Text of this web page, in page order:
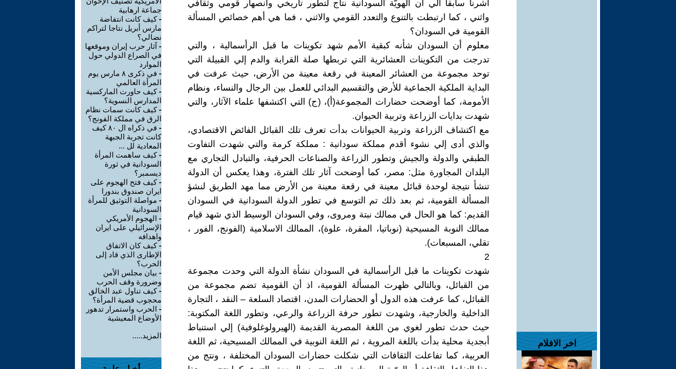
اخر الافلام
أشرنا سابقا الي أن الهويّة السودانية نتاج لتطور تاريخي وانصهار قومي وثقافي
واثني ، كما ارتبطت بالتنوع والتعدد القومي والاثني ، فما هي أهم خصائص المسألة
القومية في السودان؟
معلوم أن السودان شأنه كبقية الأمم شهد تكوينات ما قبل الرأسمالية ، والتي
تدرجت من التكوينات العشائرية التي تربطها صلة القرابة والدم إلي القبيلة التي
توحد مجموعة من العشائر المعينة في رقعة معينة من الأرض، حيث عرفت في
البداية الملكية الجماعية للأرض والتقسيم البدائي للعمل بين الرجال والنساء، ونظام
الأمومة، كما أوضحت حضارات المجموعة(أ)، (ج) التي اكتشفها علماء الآثار، والتي
شهدت بدايات الزراعة وتربية الحيوان.
مع اكتشاف الزراعة وتربية الحيوانات بدأت تعرف تلك القبائل الفائض الاقتصادي،
والذي أدى إلي نشوء أقدم مملكة سودانية : مملكة كرمة والتي شهدت التفاوت
الطبقي والدولة والجيش وتطور الزراعة والصناعات الحرفية، والتبادل التجاري مع
البلدان المجاورة مثل: مصر، كما أوضحت آثار تلك الفترة، وهذا يعكس أن الدولة
تنشأ نتيجة لوحدة قبائل معينة في رقعة معينة من الأرض مما مهد الطريق لنشؤ
المسألة القومية، ثم بعد ذلك تم التوسع في تطور الدولة السودانية في السودان
القديم: كما هو الحال في ممالك نبتة ومروى، وفي السودان الوسيط الذي شهد قيام
ممالك النوبة المسيحية (نوباتيا، المقرة، علوة)، الممالك الاسلامية (الفونج، الفور ،
تقلي، المسبعات).
2
شهدت تكوينات ما قبل الرأسمالية في السودان نشأة الدولة التي وحدت مجموعة
من القبائل، وبالتالي ظهرت المسألة القومية، اذ أن القومية تضم مجموعة من
القبائل، كما عرفت هذه الدول أو الحضارات المدن، اقتصاد السلعة – النقد ، التجارة
الداخلية والخارجية، وشهدت تطور حرفة الزراعة والرعي، وتطور اللغة المكتوبة:
حيث حدث تطور لغوي من اللغة المصرية القديمة (الهيرولوغلوفية) إلي استنباط
أبجدية محلية بدأت باللغة المروية ، ثم اللغة النوبية في الممالك المسيحية، ثم اللغة
العربية، كما تفاعلت الثقافات التي شكلت حضارات السودان المختلفة ، ونتج من
جماعة ارهابية
-كيف كانت انتفاضة
مارس أبريل نتاجا لتراكم
نضالي؟
- آثار حرب إيران وموقعها
في الصراع الدولي حول
الموارد
-
في ذكرى ٨ مارس يوم
المرأة العالمي
-كيف حاورت الماركسية
المدارس النسوية؟
-كيف كانت سمات نظام
الرق في مملكة الفونج؟
-
في ذكراه ال ٨٠ كيف
كانت تجربة الجبهة
المعادية لل ...
-كيف ساهمت المرأة
السودانية في ثورة
ديسمبر؟
-كيف فتح الهجوم على
ايران صندوق بندورا
- مواصلة التوثيق للمرأة
السودانية
- الهجوم الأمريكي
الإسرائيلي على ايران
واهدافه
-كيف كان الاتفاق
الإطارى الذي قاد إلى
الحرب؟
- بيان مجلس الأمن
وضرورة وقف الحرب
-كيف تناول عبد الخالق
محجوب قضية المرأة؟
- الحرب واستمرار تدهور
الأوضاع المعيشية
المزيد.....